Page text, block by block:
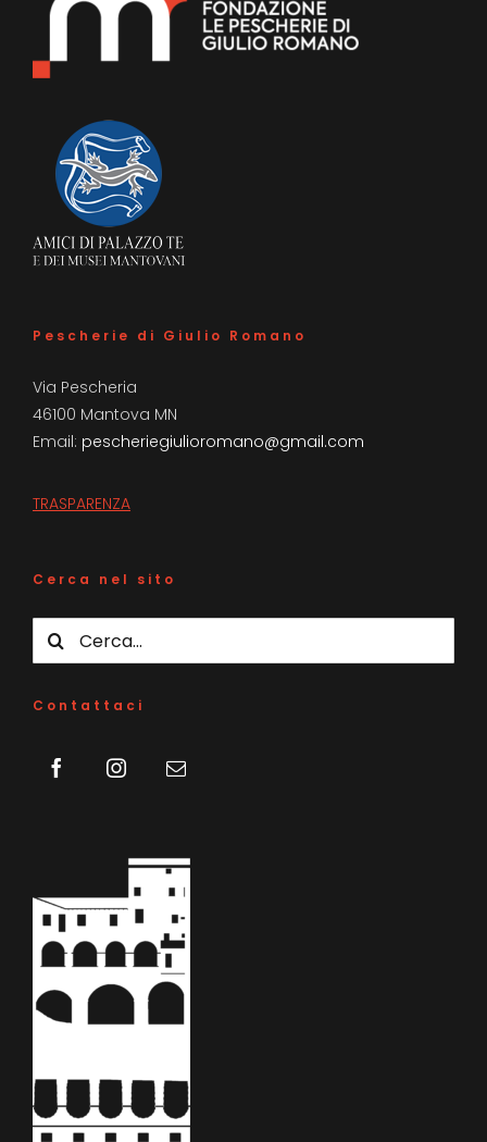
Pescherie di Giulio Romano
Via Pescheria
46100 Mantova MN
Email: pescheriegiulioromano@gmail.com
TRASPARENZA
Cerca nel sito
Cerca
per:
Contattaci